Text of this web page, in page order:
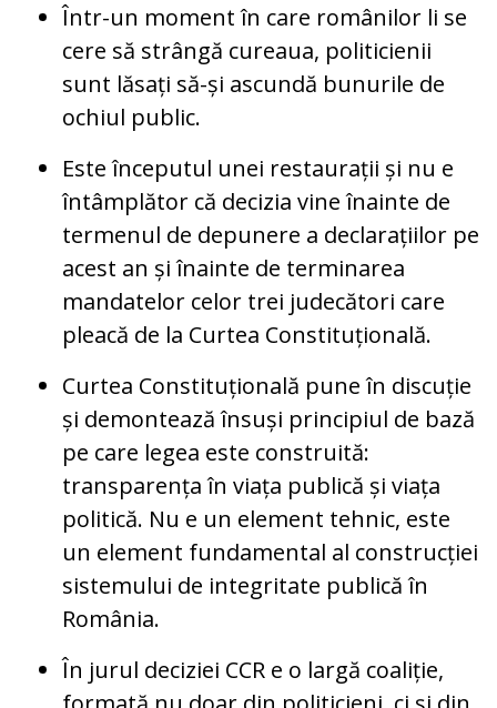
Într-un moment în care românilor li se
cere să strângă cureaua, politicienii
sunt lăsați să-și ascundă bunurile de
ochiul public.
Este începutul unei restaurații și nu e
întâmplător că decizia vine înainte de
termenul de depunere a declarațiilor pe
acest an și înainte de terminarea
mandatelor celor trei judecători care
pleacă de la Curtea Constituțională.
Curtea Constituțională pune în discuție
și demontează însuși principiul de bază
pe care legea este construită:
transparența în viața publică și viața
politică. Nu e un element tehnic, este
un element fundamental al construcției
sistemului de integritate publică în
România.
În jurul deciziei CCR e o largă coaliție,